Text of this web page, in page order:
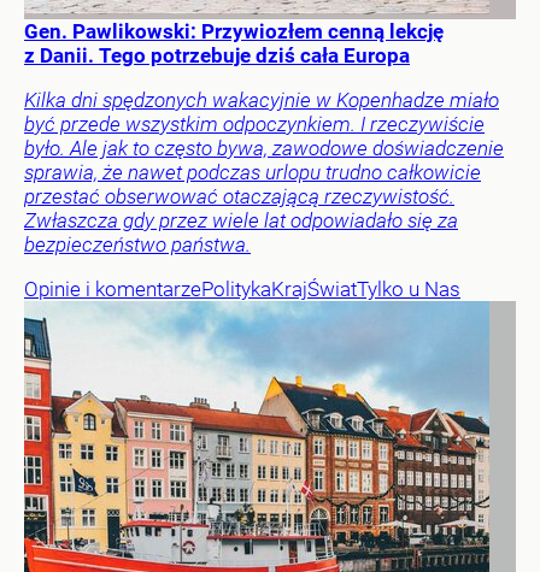
Gen. Pawlikowski: Przywiozłem cenną lekcję
z Danii. Tego potrzebuje dziś cała Europa
Kilka dni spędzonych wakacyjnie w Kopenhadze miało
być przede wszystkim odpoczynkiem. I rzeczywiście
było. Ale jak to często bywa, zawodowe doświadczenie
sprawia, że nawet podczas urlopu trudno całkowicie
przestać obserwować otaczającą rzeczywistość.
Zwłaszcza gdy przez wiele lat odpowiadało się za
bezpieczeństwo państwa.
Opinie i komentarzePolitykaKrajŚwiatTylko u Nas